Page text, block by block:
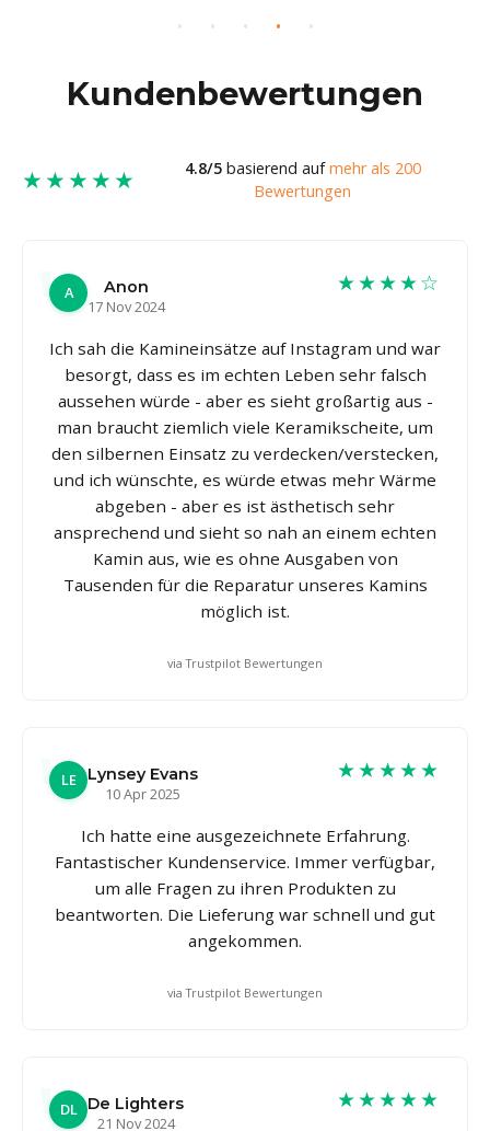
Kundenbewertungen
★★★★★ 4.8/5basierend aufmehr als 200
Bewertungen
A
Anon
17 Nov 2024
★★★★☆
Ich sah die Kamineinsätze auf Instagram und war
besorgt, dass es im echten Leben sehr falsch
aussehen würde - aber es sieht großartig aus -
man braucht ziemlich viele Keramikscheite, um
den silbernen Einsatz zu verdecken/verstecken,
und ich wünschte, es würde etwas mehr Wärme
abgeben - aber es ist ästhetisch sehr
ansprechend und sieht so nah an einem echten
Kamin aus, wie es ohne Ausgaben von
Tausenden für die Reparatur unseres Kamins
möglich ist.
via Trustpilot Bewertungen
LE
Lynsey Evans
10 Apr 2025
★★★★★
Ich hatte eine ausgezeichnete Erfahrung.
Fantastischer Kundenservice. Immer verfügbar,
um alle Fragen zu ihren Produkten zu
beantworten. Die Lieferung war schnell und gut
angekommen.
via Trustpilot Bewertungen
DL De Lighters
21 Nov 2024
★★★★★